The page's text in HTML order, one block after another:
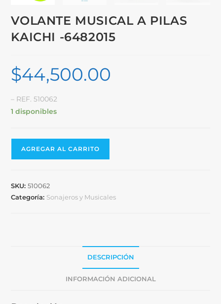
VOLANTE MUSICAL A PILAS
KAICHI -6482015
$44,500.00
– REF. 510062
1 disponibles
AGREGAR AL CARRITO
SKU:510062
Categoría: Sonajeros y Musicales
DESCRIPCIÓN
INFORMACIÓN ADICIONAL